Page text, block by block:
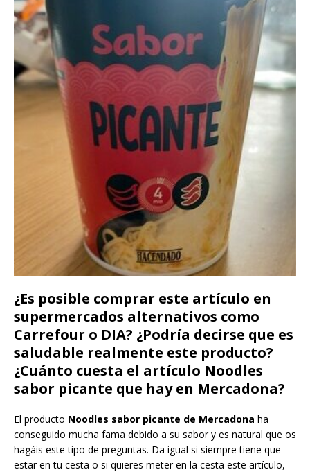
¿Es posible comprar este artículo en
supermercados alternativos como
Carrefour o DIA? ¿Podría decirse que es
saludable realmente este producto?
¿Cuánto cuesta el artículo Noodles
sabor picante que hay en Mercadona?
El producto Noodles sabor picante de Mercadona ha
conseguido mucha fama debido a su sabor y es natural que os
hagáis este tipo de preguntas. Da igual si siempre tiene que
estar en tu cesta o si quieres meter en la cesta este artículo,